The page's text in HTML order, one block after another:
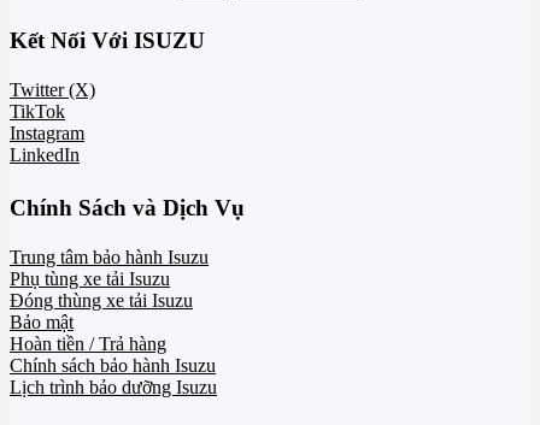
Kết Nối Với ISUZU
Twitter (X)
TikTok
Instagram
LinkedIn
Chính Sách và Dịch Vụ
Trung tâm bảo hành Isuzu
Phụ tùng xe tải Isuzu
Đóng thùng xe tải Isuzu
Bảo mật
Hoàn tiền / Trả hàng
Chính sách bảo hành Isuzu
Lịch trình bảo dưỡng Isuzu